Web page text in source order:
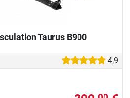
Taurus B900
4,9